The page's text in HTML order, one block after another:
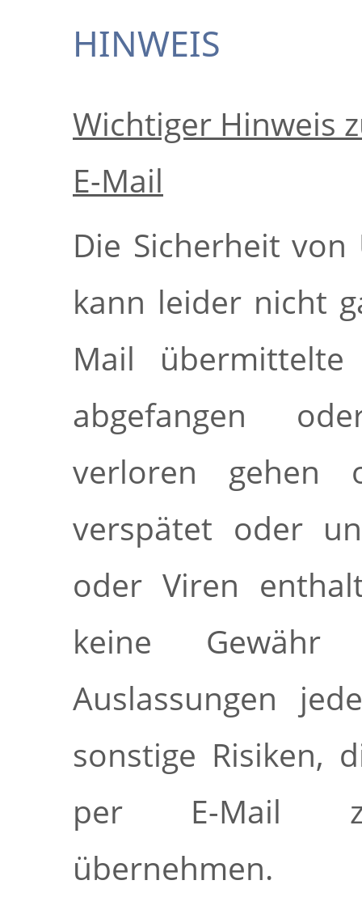
HINWEIS
Wichtiger Hinweis
E-Mail
Die Sicherheit
kann leider nicht
Mail
abgefangen
verloren gehen
verspätet oder
oder Viren
keine
Auslassungen
sonstige Risiken,
per E-Mail
übernehmen.